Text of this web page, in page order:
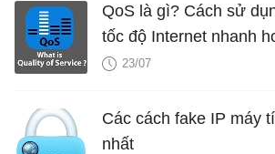
QoS là gì? Cách sử
tốc độ Internet nhanh
23/07
Các cách fake IP máy
nhất